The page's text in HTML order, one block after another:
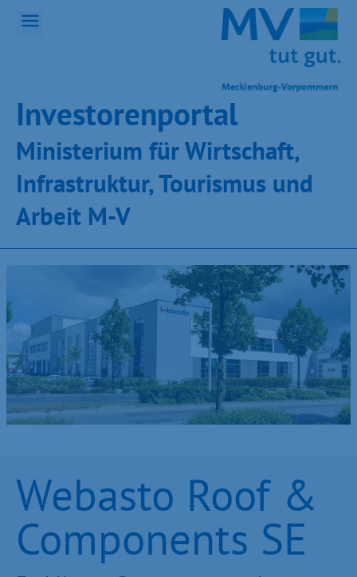
Inves­toren­por­tal
Ministeri­um für Wirt­schaft,
Infra­struk­tur, Tou­ris­mus und
Ar­beit M-V
Webasto Roof &
Components SE